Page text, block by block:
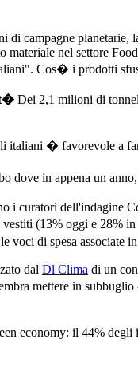
di campagne
nel settore
Cos� i prodotti
Dei 2,1 milioni di
� favorevole a
in appena un
i curatori dell'indagine
(13% oggi e 28%
voci di spesa
dal Dl Clima di un
mettere in
economy: il 44%